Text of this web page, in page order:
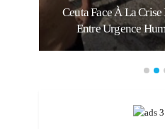
Ceuta Face À La
Entre Urgence